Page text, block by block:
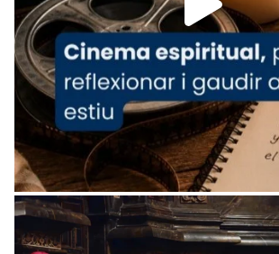
Arquebisbat de Barcelona
2 weeks ago
«Avui les santes Juliana i
ajuden a alçar la mirada»
Mons. Sergi Gordo, bisbe de
presidit aquest 27 de juliol la
Santes de Mataró.
🔗tinyurl.com/cvu5jmbk